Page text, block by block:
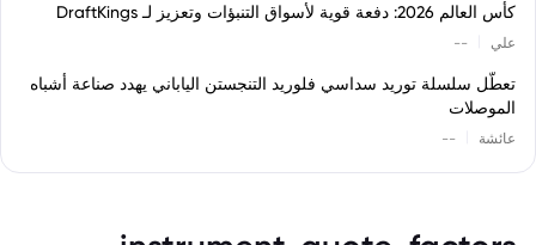
كأس العالم 2026: دفعة قوية لأسواق التنبؤات وتعزيز لـ DraftKings
علي --
تعطّل سلسلة توريد سداسي فلوريد التنجستن الياباني يهدد صناعة أشباه
الموصلات
عائشة --